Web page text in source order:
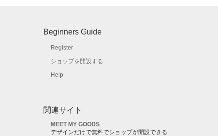
Beginners Guide
Register
ショップを開設する
Help
関連サイト
MEET MY GOODS
デザインだけで無料でショップが開設できる